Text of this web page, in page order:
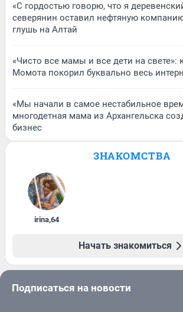
«С гордостью говорю, что я
северянин оставил нефтяную
глушь на Алтай
«Чисто все мамы и все дети на свете»:
Момота покорил буквально весь
«Мы начали в самое нестабильное
многодетная мама из Архангельска
бизнес
ЗНАКОМСТВА
irina,64
Начать знакомиться
Подписаться на новости